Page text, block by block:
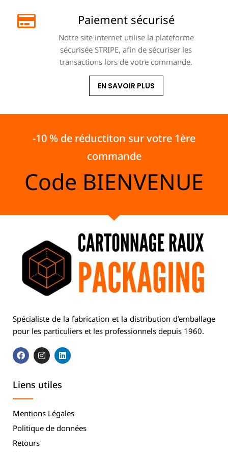
Paiement sécurisé
Notre site internet utilise la plateforme
sécurisée STRIPE, afin de sécuriser les
transactions lors de votre commande.
EN SAVOIR PLUS
-10 % de réductiton sur votre 1ère
commande
Code BIENVENUE
Spécialiste de la fabrication et la distribution d’emballage
pour les particuliers et les professionnels depuis 1960.
Liens utiles
Mentions Légales
Politique de données
Retours